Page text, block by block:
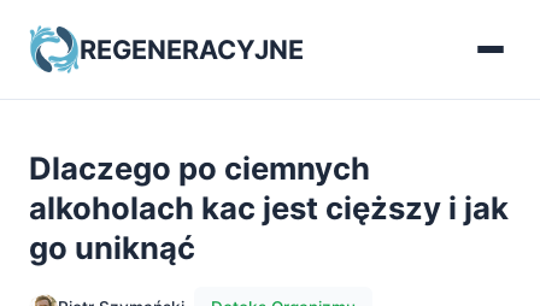
REGENERACYJNE
Dlaczego po ciemnych
alkoholach kac jest cięższy i jak
go uniknąć